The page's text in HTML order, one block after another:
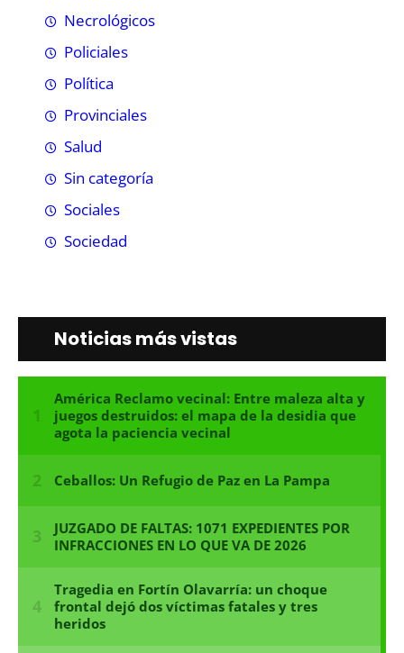
Necrológicos
Policiales
Política
Provinciales
Salud
Sin categoría
Sociales
Sociedad
Noticias más vistas